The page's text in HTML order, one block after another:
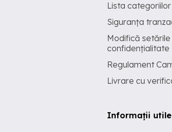
Lista categoriilor
Siguranța
Modifică setările
confidențialitate
Regulament
Livrare cu
Informații utile